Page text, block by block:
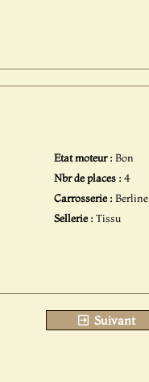
Etat moteur :Bon
Nbr de places :4
Carrosserie :Berline
Sellerie :Tissu
Suivant